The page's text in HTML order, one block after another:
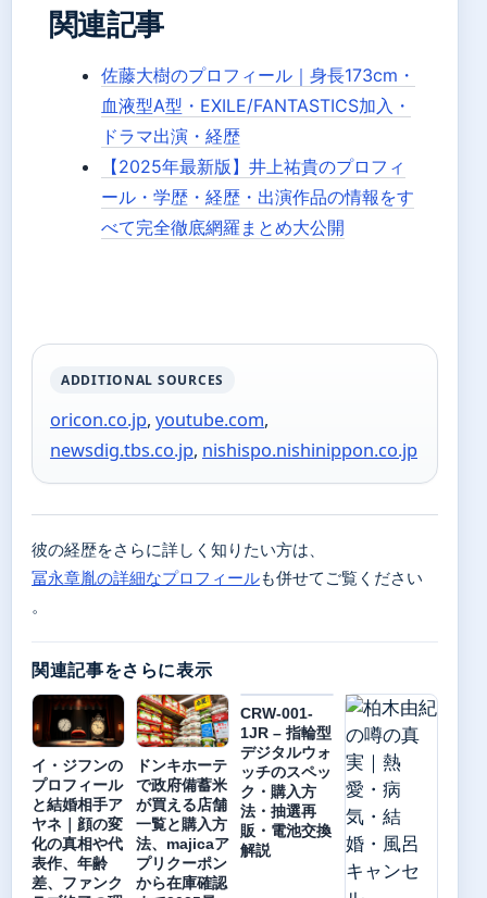
関連記事
佐藤大樹のプロフィール｜身長173cm・
血液型A型・EXILE/FANTASTICS加入・
ドラマ出演・経歴
【2025年最新版】井上祐貴のプロフィ
ール・学歴・経歴・出演作品の情報をす
べて完全徹底網羅まとめ大公開
ADDITIONAL SOURCES
oricon.co.jp, youtube.com,
newsdig.tbs.co.jp, nishispo.nishinippon.co.jp
彼の経歴をさらに詳しく知りたい方は、
冨永章胤の詳細なプロフィールも併せてご覧ください
。
関連記事をさらに表示
イ・ジフンの
プロフィール
と結婚相手ア
ヤネ｜顔の変
化の真相や代
表作、年齢
差、ファンク
ドンキホーテ
で政府備蓄米
が買える店舗
一覧と購入方
法、majicaア
プリクーポン
から在庫確認
CRW-001-
1JR – 指輪型
デジタルウォ
ッチのスペッ
ク・購入方
法・抽選再
販・電池交換
解説